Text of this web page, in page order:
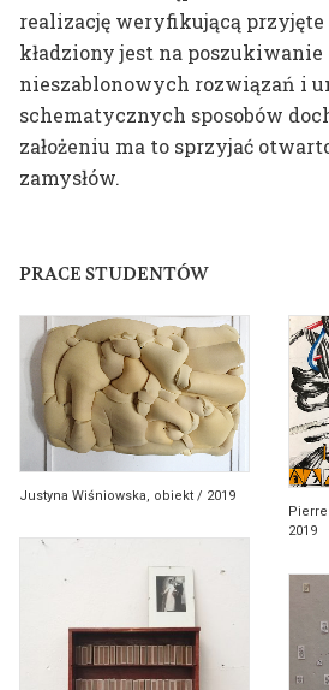
realizację weryfikującą przyjęte
kładziony jest na
nieszablonowych rozwiązań i
schematycznych sposobów
założeniu ma to sprzyjać
zamysłów.
PRACE STUDENTÓW
Justyna Wiśniowska, obiekt / 2019
2019